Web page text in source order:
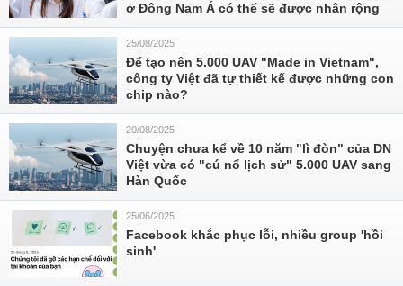
ở Đông Nam Á có thể sẽ được nhân rộng
25/08/2025
Để tạo nên 5.000 UAV "Made in Vietnam",
công ty Việt đã tự thiết kế được những con
chip nào?
20/08/2025
Chuyện chưa kể về 10 năm "lì đòn" của DN
Việt vừa có "cú nổ lịch sử" 5.000 UAV sang
Hàn Quốc
25/06/2025
Facebook khắc phục lỗi, nhiều group 'hồi
sinh'